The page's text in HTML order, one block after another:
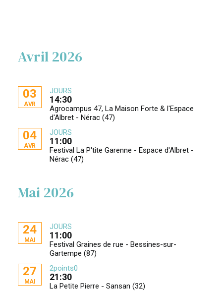
Avril 2026
03
AVR
JOURS
14:30
Agrocampus 47, La Maison Forte & l'Espace
d'Albret - Nérac (47)
04
AVR
JOURS
11:00
Festival La P'tite Garenne - Espace d'Albret -
Nérac (47)
Mai 2026
24
MAI
JOURS
11:00
Festival Graines de rue - Bessines-sur-
Gartempe (87)
27
MAI
2points0
21:30
La Petite Pierre - Sansan (32)